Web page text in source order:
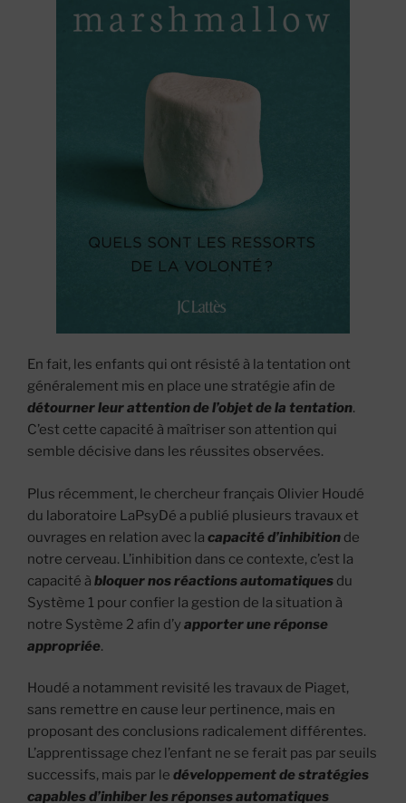
En fait, les enfants qui ont résisté à la tentation ont
généralement mis en place une stratégie afin de
détourner leur attention de l’objet de la tentation.
C’est cette capacité à maîtriser son attention qui
semble décisive dans les réussites observées.
Plus récemment, le chercheur français Olivier Houdé
du laboratoire LaPsyDé a publié plusieurs travaux et
ouvrages en relation avec la capacité d’inhibition de
notre cerveau. L’inhibition dans ce contexte, c’est la
capacité à bloquer nos réactions automatiques du
Système 1 pour confier la gestion de la situation à
notre Système 2 afin d’yapporter une réponse
appropriée.
Houdé a notamment revisité les travaux de Piaget,
sans remettre en cause leur pertinence, mais en
proposant des conclusions radicalement différentes.
L’apprentissage chez l’enfant ne se ferait pas par seuils
successifs, mais par le développement de stratégies
capables d’inhiber les réponses automatiques